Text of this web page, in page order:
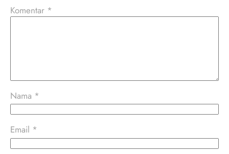
Komentar *
Nama *
Email *